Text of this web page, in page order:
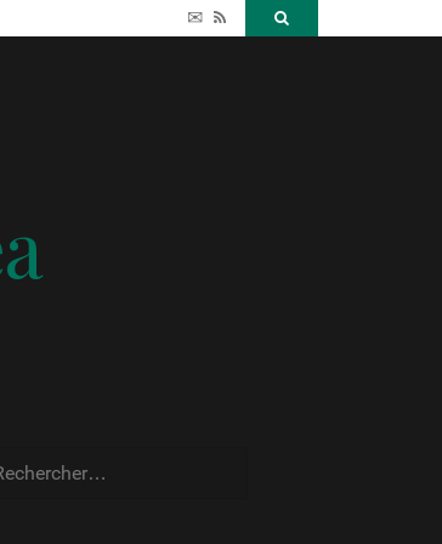
✉ RSS